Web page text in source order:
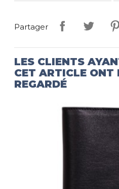
Partager
LES CLIENTS
CET ARTICLE ONT
REGARDÉ